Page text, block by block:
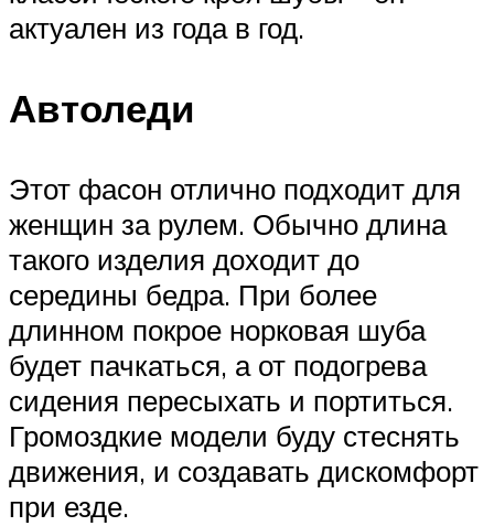
актуален из года в год.
Автоледи
Этот фасон отлично подходит для
женщин за рулем. Обычно длина
такого изделия доходит до
середины бедра. При более
длинном покрое норковая шуба
будет пачкаться, а от подогрева
сидения пересыхать и портиться.
Громоздкие модели буду стеснять
движения, и создавать дискомфорт
при езде.